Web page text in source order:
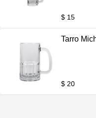
$ 15
Tarro
$ 20